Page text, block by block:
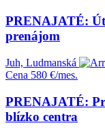
PRENAJATÉ:
prenájom
Juh, Ludmanská
Cena 580 €/mes.
PRENAJATÉ:
blízko centra